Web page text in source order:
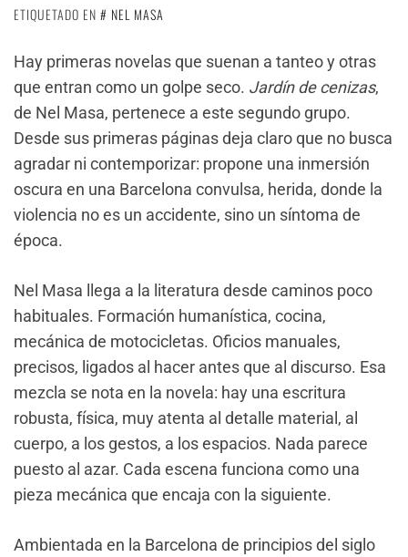
ETIQUETADO EN
NEL MASA
Hay primeras novelas que suenan a tanteo y otras
que entran como un golpe seco. Jardín de cenizas,
de Nel Masa, pertenece a este segundo grupo.
Desde sus primeras páginas deja claro que no busca
agradar ni contemporizar: propone una inmersión
oscura en una Barcelona convulsa, herida, donde la
violencia no es un accidente, sino un síntoma de
época.
Nel Masa llega a la literatura desde caminos poco
habituales. Formación humanística, cocina,
mecánica de motocicletas. Oficios manuales,
precisos, ligados al hacer antes que al discurso. Esa
mezcla se nota en la novela: hay una escritura
robusta, física, muy atenta al detalle material, al
cuerpo, a los gestos, a los espacios. Nada parece
puesto al azar. Cada escena funciona como una
pieza mecánica que encaja con la siguiente.
Ambientada en la Barcelona de principios del siglo